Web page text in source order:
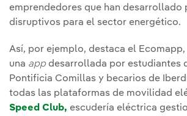
emprendedores que han desarrollado
disruptivos para el sector energético.
Así, por ejemplo, destaca el Ecomapp,
una app desarrollada por estudiantes
Pontificia Comillas y becarios de
todas las plataformas de movilidad
Speed Club, escudería eléctrica